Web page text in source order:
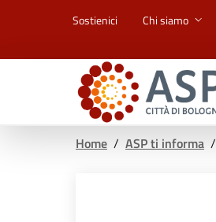
Sostienici Chi siamo
Home / ASP ti informa /